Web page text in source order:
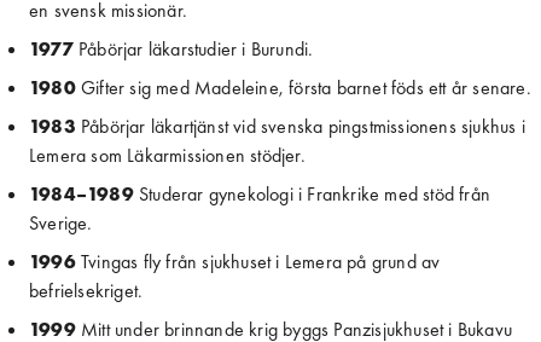
en svensk missionär.
1977 Påbörjar läkarstudier i Burundi.
1980 Gifter sig med Madeleine, första barnet föds ett år senare.
1983 Påbörjar läkartjänst vid svenska pingstmissionens sjukhus i
Lemera som Läkarmissionen stödjer.
1984–1989 Studerar gynekologi i Frankrike med stöd från
Sverige.
1996 Tvingas fly från sjukhuset i Lemera på grund av
befrielsekriget.
1999 Mitt under brinnande krig byggs Panzisjukhuset i Bukavu